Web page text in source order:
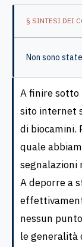
§ SINTESI DEI
Non sono
A finire
sito internet
di biocamini.
quale
segnalazioni
A deporre a
nessun
le generalità